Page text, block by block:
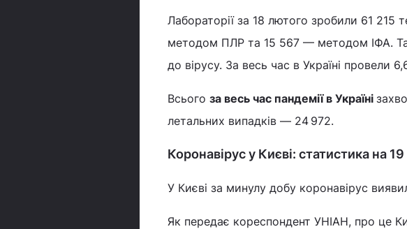
Лабораторії за 18 лютого зробили 61 215
методом ПЛР та 15 567 — методом ІФА.
до вірусу. За весь час в Україні провели
Всього за весь час пандемії в Україні
летальних випадків — 24 972.
Коронавірус у Києві: статистика на
У Києві за минулу добу коронавірус
Як передає кореспондент УНІАН, про це